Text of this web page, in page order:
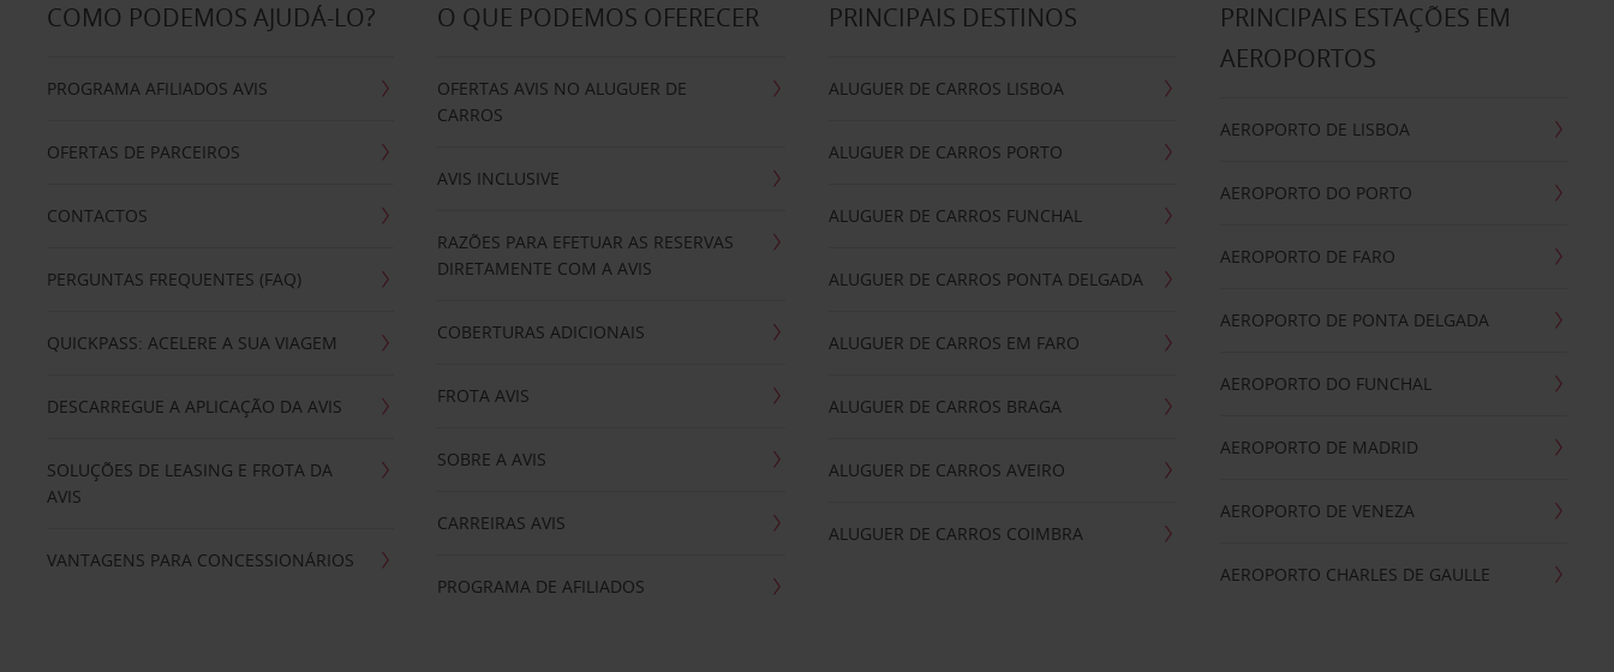
COMO PODEMOS AJUDÁ-LO?
PROGRAMA AFILIADOS AVIS
OFERTAS DE PARCEIROS
CONTACTOS
PERGUNTAS FREQUENTES (FAQ)
QUICKPASS: ACELERE A SUA VIAGEM
DESCARREGUE A APLICAÇÃO DA AVIS
SOLUÇÕES DE LEASING E FROTA DA
AVIS
VANTAGENS PARA CONCESSIONÁRIOS
O QUE PODEMOS OFERECER
OFERTAS AVIS NO ALUGUER DE
CARROS
AVIS INCLUSIVE
RAZÕES PARA EFETUAR AS RESERVAS
DIRETAMENTE COM A AVIS
COBERTURAS ADICIONAIS
FROTA AVIS
SOBRE A AVIS
CARREIRAS AVIS
PROGRAMA DE AFILIADOS
PRINCIPAIS DESTINOS
ALUGUER DE CARROS LISBOA
ALUGUER DE CARROS PORTO
ALUGUER DE CARROS FUNCHAL
ALUGUER DE CARROS PONTA DELGADA
ALUGUER DE CARROS EM FARO
ALUGUER DE CARROS BRAGA
ALUGUER DE CARROS AVEIRO
ALUGUER DE CARROS COIMBRA
PRINCIPAIS ESTAÇÕES EM
AEROPORTOS
AEROPORTO DE LISBOA
AEROPORTO DO PORTO
AEROPORTO DE FARO
AEROPORTO DE PONTA DELGADA
AEROPORTO DO FUNCHAL
AEROPORTO DE MADRID
AEROPORTO DE VENEZA
AEROPORTO CHARLES DE GAULLE